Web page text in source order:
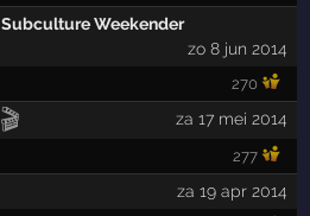
Weekender
zo 8 jun 2014
270
🎬 za 17 mei 2014
277
za 19 apr 2014